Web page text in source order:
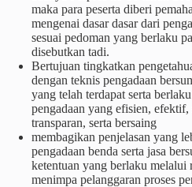
maka para peserta diberi
mengenai dasar dasar dari
sesuai pedoman yang berlaku
disebutkan tadi.
Bertujuan tingkatkan
dengan teknis pengadaan
yang telah terdapat serta
pengadaan yang efisien,
transparan, serta bersaing
membagikan penjelasan yang
pengadaan benda serta jasa
ketentuan yang berlaku melalui
menimpa pelanggaran proses